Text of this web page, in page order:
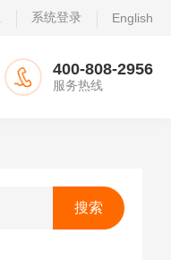
系统登录 English
400-808-2956
服务热线